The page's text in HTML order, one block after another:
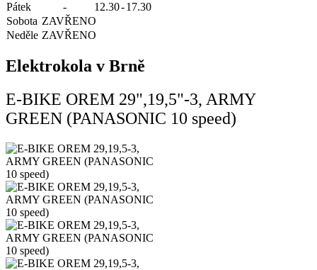
Pátek
- 12.30-17.30
Sobota ZAVŘENO
Neděle ZAVŘENO
Elektrokola v Brně
E-BIKE OREM 29",19,5"-3, ARMY
GREEN (PANASONIC 10 speed)